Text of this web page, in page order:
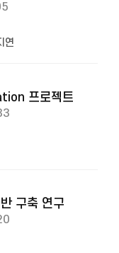
연
프로젝트
구축 연구